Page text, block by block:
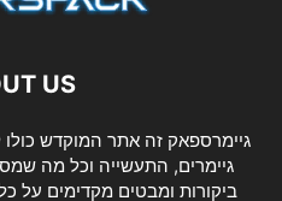
US
גיימרספאק זה אתר המוקדש
גיימרים, התעשייה וכל מה
ביקורות ומבטים מקדימים על